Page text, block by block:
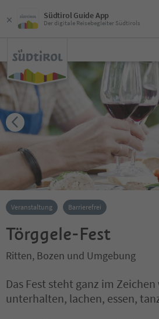
Südtirol Guide App
Der digitale Reisebegleiter Südtirols
Veranstaltung Barrierefrei
Törggele-Fest
Ritten, Bozen und Umgebung
Das Fest steht ganz im Zeichen
unterhalten, lachen, essen,